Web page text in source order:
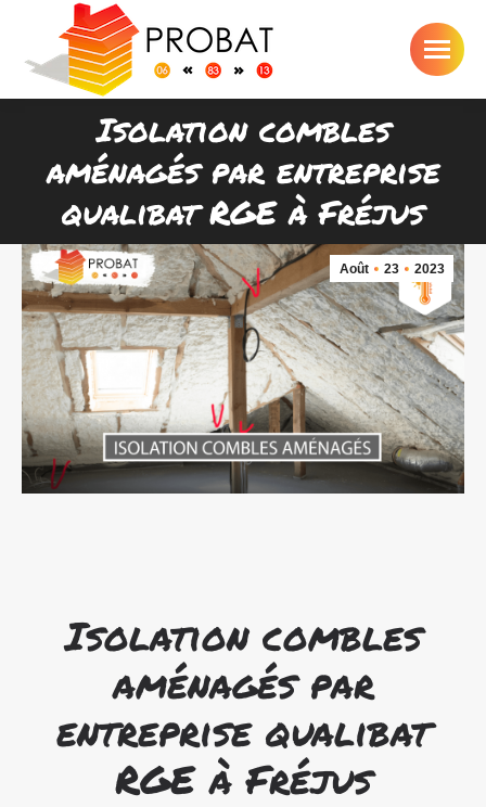
Isolation combles
aménagés par entreprise
qualibat RGE à Fréjus
Vous êtes ici :
Août 23 2023
Isolation combles
aménagés par
entreprise qualibat
RGE à Fréjus